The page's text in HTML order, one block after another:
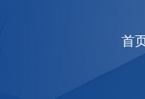
首